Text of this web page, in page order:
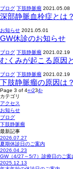
ブログ 下肢静脈瘤 2021.05.08
深部静脈血栓症とは
お知らせ 2021.05.01
GW休診のお知らせ
ブログ 下肢静脈瘤 2021.02.19
むくみが起こる原因
ブログ 下肢静脈瘤 2021.02.19
下肢静脈瘤の原因は
Page 3 of 4«‹234›
カテゴリ
アクセス
お知らせ
ブログ
下肢静脈瘤
最新記事
2026.07.27
夏期休診日のご案内
2026.04.23
GW（4/27～5/7）診療日のご案
2025.12.13